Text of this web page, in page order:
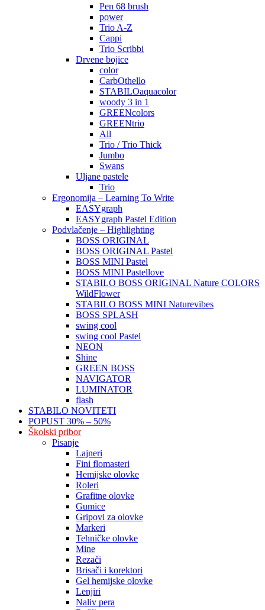
Pen 68 brush
power
Trio A-Z
Cappi
Trio Scribbi
Drvene bojice
color
CarbOthello
STABILOaquacolor
woody 3 in 1
GREENcolors
GREENtrio
All
Trio / Trio Thick
Jumbo
Swans
Uljane pastele
Trio
Ergonomija – Learning To Write
EASYgraph
EASYgraph Pastel Edition
Podvlačenje – Highlighting
BOSS ORIGINAL
BOSS ORIGINAL Pastel
BOSS MINI Pastel
BOSS MINI Pastellove
STABILO BOSS ORIGINAL Nature COLORS
WildFlower
STABILO BOSS MINI Naturevibes
BOSS SPLASH
swing cool
swing cool Pastel
NEON
Shine
GREEN BOSS
NAVIGATOR
LUMINATOR
flash
STABILO NOVITETI
POPUST 30% – 50%
Školski pribor
Pisanje
Lajneri
Fini flomasteri
Hemijske olovke
Roleri
Grafitne olovke
Gumice
Gripovi za olovke
Markeri
Tehničke olovke
Mine
Rezači
Brisači i korektori
Gel hemijske olovke
Lenjiri
Naliv pera